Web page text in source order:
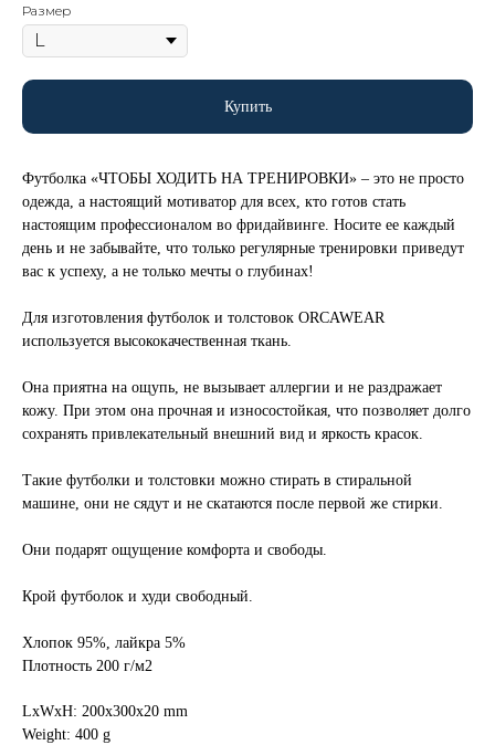
Размер
Купить
Футболка «ЧТОБЫ ХОДИТЬ НА ТРЕНИРОВКИ» – это не просто
одежда, а настоящий мотиватор для всех, кто готов стать
настоящим профессионалом во фридайвинге. Носите ее каждый
день и не забывайте, что только регулярные тренировки приведут
вас к успеху, а не только мечты о глубинах!
Для изготовления футболок и толстовок ORCAWEAR
используется высококачественная ткань.
Она приятна на ощупь, не вызывает аллергии и не раздражает
кожу. При этом она прочная и износостойкая, что позволяет долго
сохранять привлекательный внешний вид и яркость красок.
Такие футболки и толстовки можно стирать в стиральной
машине, они не сядут и не скатаются после первой же стирки.
Они подарят ощущение комфорта и свободы.
Крой футболок и худи свободный.
Хлопок 95%, лайкра 5%
Плотность 200 г/м2
LxWxH: 200x300x20 mm
Weight: 400 g